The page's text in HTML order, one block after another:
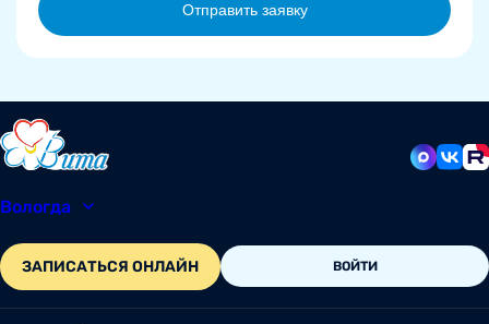
Отправить заявку
Вологда
ЗАПИСАТЬСЯ ОНЛАЙН ВОЙТИ